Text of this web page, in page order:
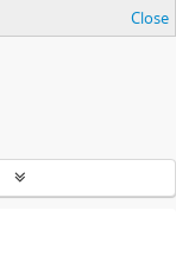
Close